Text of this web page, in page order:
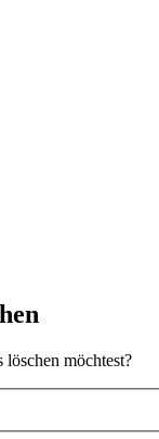
löschen möchtest?